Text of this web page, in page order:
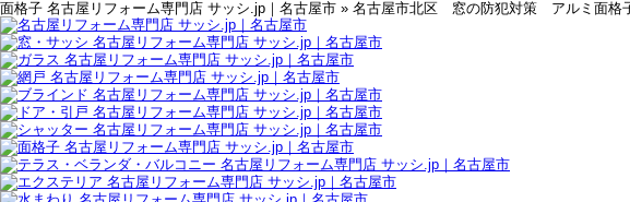
面格子 名古屋リフォーム専門店 サッシ.jp｜名古屋市 » 名古屋市北区 窓の防犯対策 アルミ面